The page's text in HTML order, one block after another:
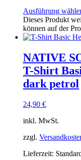
Ausführung
Dieses Produkt
können auf der
NATIVE
T-Shirt
dark petrol
24,90 €
inkl. MwSt.
zzgl.
Lieferzeit: